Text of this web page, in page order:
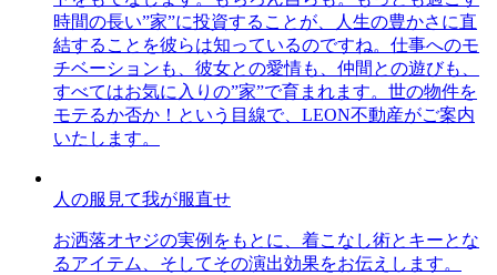
時間の長い”家”に投資することが、人生の豊かさに直
結することを彼らは知っているのですね。仕事へのモ
チベーションも、彼女との愛情も、仲間との遊びも、
すべてはお気に入りの”家”で育まれます。世の物件を
モテるか否か！という目線で、LEON不動産がご案内
いたします。
人の服見て我が服直せ
お洒落オヤジの実例をもとに、着こなし術とキーとな
るアイテム、そしてその演出効果をお伝えします。